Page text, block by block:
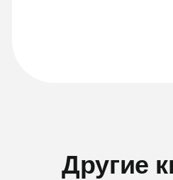
Другие